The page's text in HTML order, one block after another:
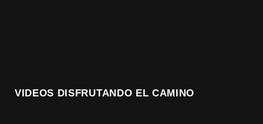
VIDEOS DISFRUTANDO EL CAMINO